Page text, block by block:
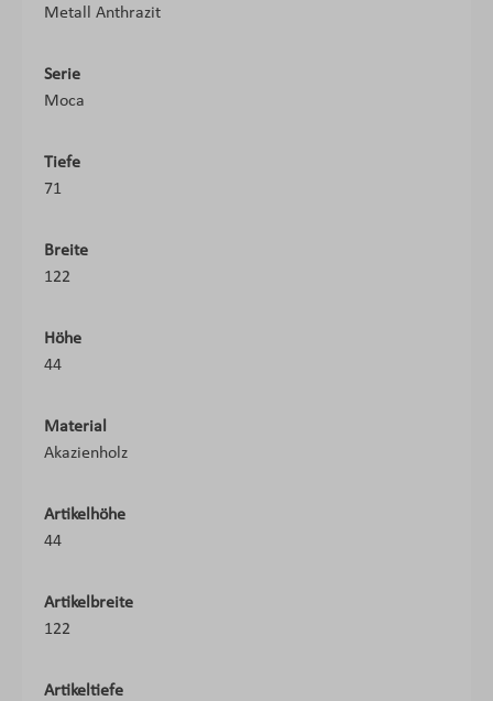
Metall Anthrazit
Serie
Moca
Tiefe
71
Breite
122
Höhe
44
Material
Akazienholz
Artikelhöhe
44
Artikelbreite
122
Artikeltiefe